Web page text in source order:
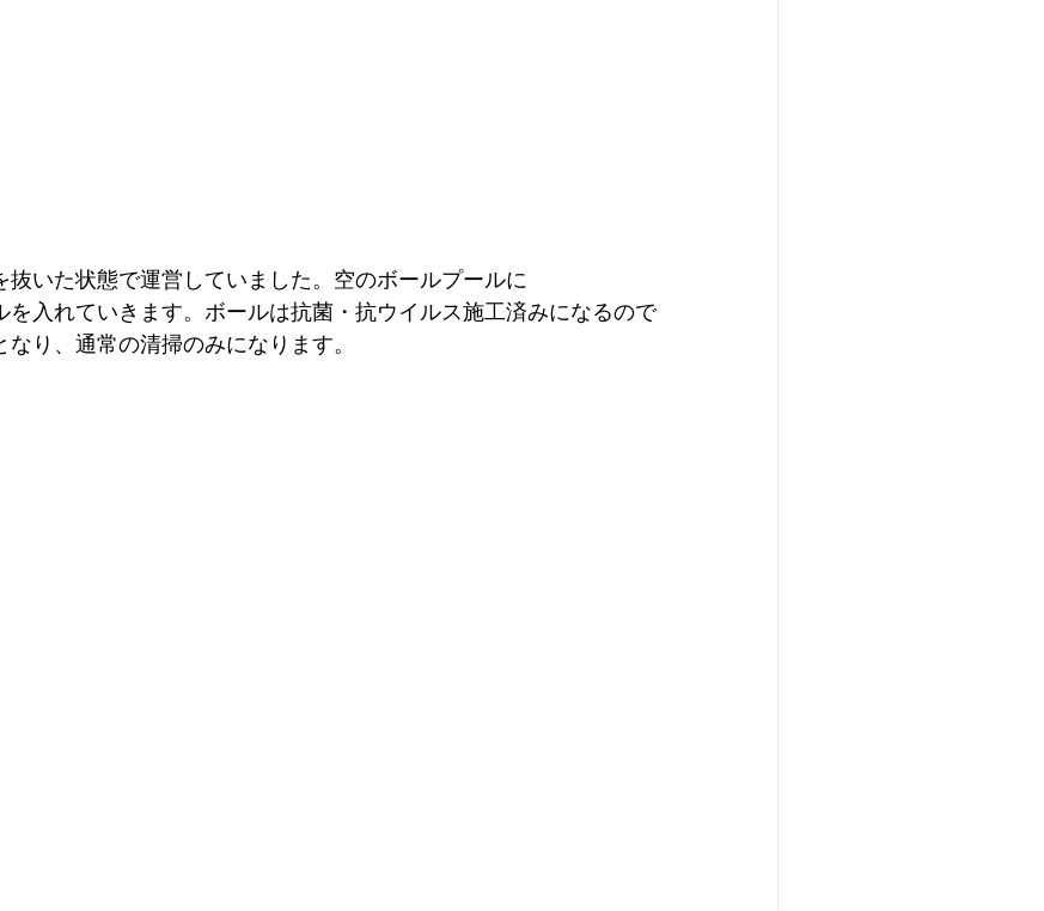
抜いた状態で運営していました。空のボールプールに
を入れていきます。ボールは抗菌・抗ウイルス施工済みになるので
り、通常の清掃のみになります。